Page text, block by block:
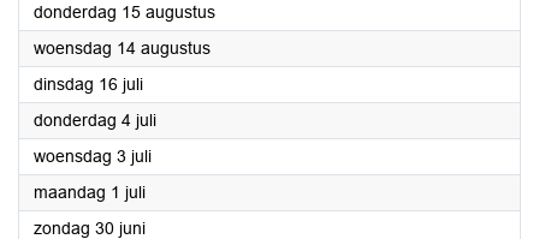
donderdag 15 augustus2024
woensdag 14 augustus2024
dinsdag 16 juli2024
donderdag 4 juli2024
woensdag 3 juli2024
maandag 1 juli2024
zondag 30 juni2024